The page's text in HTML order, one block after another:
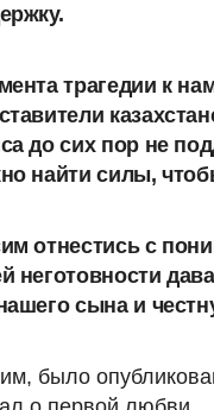
трагедии к
до сих пор не
найти силы,
отнестись с
неготовности
сына и
было